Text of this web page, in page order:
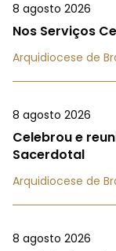
8 agosto 2026
Nos Serviços
Arquidiocese de
8 agosto 2026
Celebrou e
Sacerdotal
Arquidiocese de
8 agosto 2026